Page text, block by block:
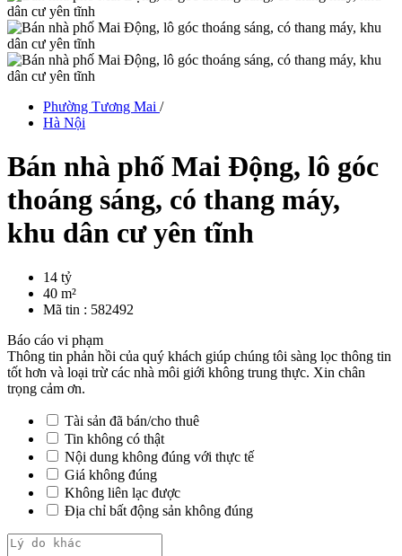
Phường Tương Mai /
Hà Nội
Bán nhà phố Mai Động, lô góc
thoáng sáng, có thang máy,
khu dân cư yên tĩnh
14 tỷ
40 m²
Mã tin : 582492
Báo cáo vi phạm
Thông tin phản hồi của quý khách giúp chúng tôi sàng lọc thông tin
tốt hơn và loại trừ các nhà môi giới không trung thực. Xin chân
trọng cảm ơn.
Tài sản đã bán/cho thuê
Tin không có thật
Nội dung không đúng với thực tế
Giá không đúng
Không liên lạc được
Địa chỉ bất động sản không đúng